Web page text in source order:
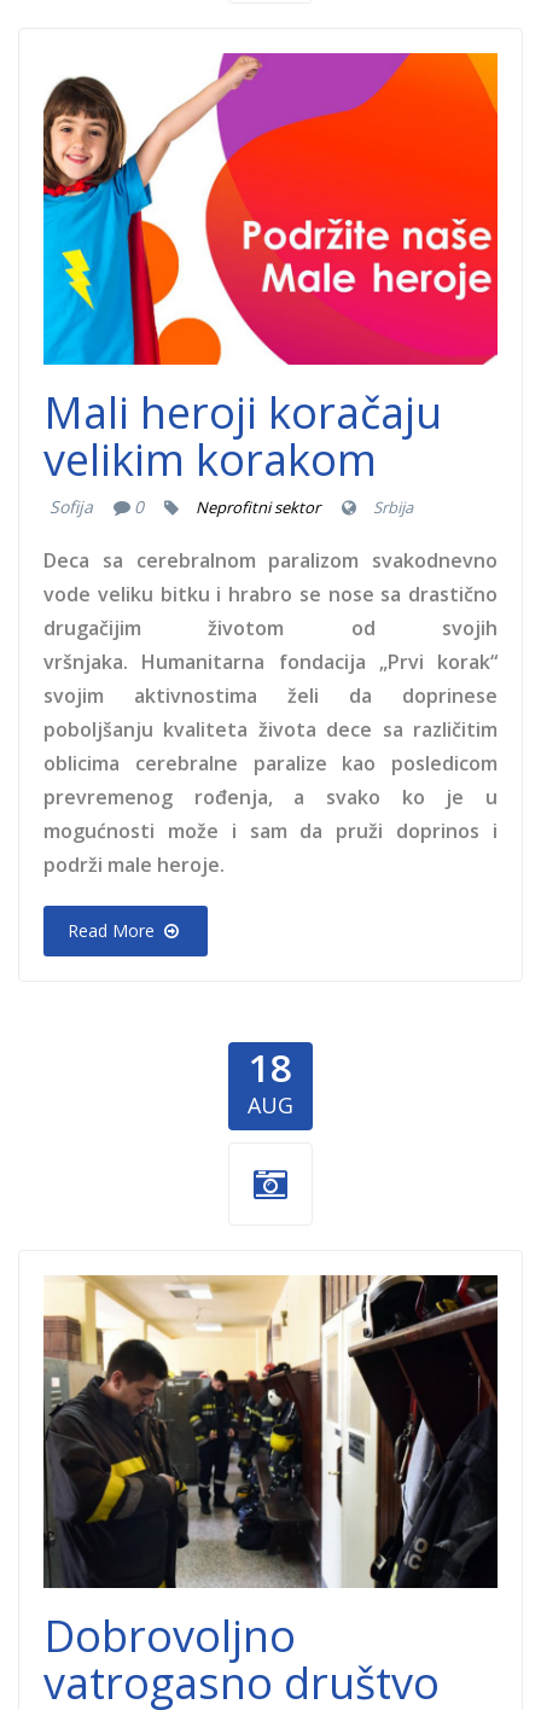
Mali-heroji.jpg
Mali heroji koračaju
velikim korakom
Sofija 0 Neprofitni sektor Srbija
Deca sa cerebralnom paralizom svakodnevno
vode veliku bitku i hrabro se nose sa drastično
drugačijim životom od svojih
vršnjaka. Humanitarna fondacija „Prvi korak“
svojim aktivnostima želi da doprinese
poboljšanju kvaliteta života dece sa različitim
oblicima cerebralne paralize kao posledicom
prevremenog rođenja, a svako ko je u
mogućnosti može i sam da pruži doprinos i
podrži male heroje.
Read More
18
AUG
vatrogasci.jpg
Dobrovoljno
vatrogasno društvo